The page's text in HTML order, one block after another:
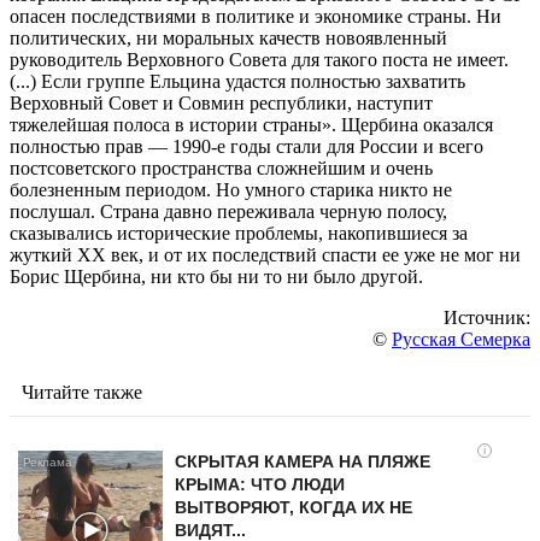
опасен последствиями в политике и экономике страны. Ни
политических, ни моральных качеств новоявленный
руководитель Верховного Совета для такого поста не имеет.
(...) Если группе Ельцина удастся полностью захватить
Верховный Совет и Совмин республики, наступит
тяжелейшая полоса в истории страны». Щербина оказался
полностью прав — 1990-е годы стали для России и всего
постсоветского пространства сложнейшим и очень
болезненным периодом. Но умного старика никто не
послушал. Страна давно переживала черную полосу,
сказывались исторические проблемы, накопившиеся за
жуткий ХХ век, и от их последствий спасти ее уже не мог ни
Борис Щербина, ни кто бы ни то ни было другой.
Источник:
© Русская Семерка
Читайте также
i
СКРЫТАЯ КАМЕРА НА ПЛЯЖЕ
КРЫМА: ЧТО ЛЮДИ
ВЫТВОРЯЮТ, КОГДА ИХ НЕ
ВИДЯТ...